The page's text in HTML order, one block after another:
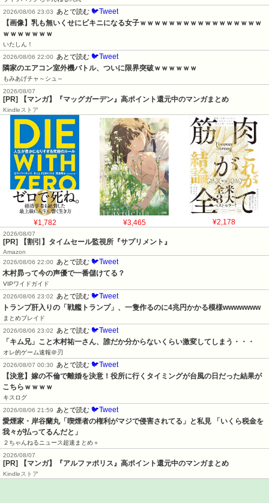
2026/08/06 23:03
あとで読む 🐦Tweet
【画像】乳も無いくせにビキニになる女子ｗｗｗｗｗｗｗｗｗｗｗｗｗｗｗｗｗ
ｗｗｗｗｗｗｗ
いたしん！
2026/08/06 22:00
あとで読む 🐦Tweet
隣家のエアコン室外機バトル、ついに限界突破ｗｗｗｗｗｗ
もみあげチャ～シュ～
2026/08/07
[PR] 【マンガ】『マッグガーデン』高ポイント還元中のマンガまとめ
Kindleストア
¥1,782 ¥3,465 ¥2,178
2026/08/07
[PR] 【割引】タイムセール監視所『サプリメント』
Amazon
2026/08/06 22:00
あとで読む 🐦Tweet
木村昴って今の声優で一番儲けてる？
VIPワイドガイド
2026/08/06 23:02
あとで読む 🐦Tweet
トランプ肝入りの「戦艦トランプ」、一隻作るのに4兆円かかる模様wwwwwww
まとめブレイド
2026/08/06 23:02
あとで読む 🐦Tweet
「キム兄」こと木村祐一さん、誰だか分からないくらい激変してしまう・・・
オレ的ゲーム速報＠刃
2026/08/07 00:30
あとで読む 🐦Tweet
【決意】嫁の不倫で離婚を決意！役所に行くタイミングが台風の日だった結果が
こちらｗｗｗｗ
キスログ
2026/08/06 21:59
あとで読む 🐦Tweet
愛煙家・岸谷蘭丸「喫煙者の権利がマジで侵害されてる」と私見 「いくら税金を
我々が払ってるんだと」
２ちゃんねるニュース超速まとめ＋
2026/08/07
[PR] 【マンガ】『アルファポリス』高ポイント還元中のマンガまとめ
Kindleストア